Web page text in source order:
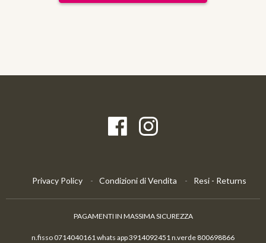
Privacy Policy Condizioni di Vendita Resi - Returns
PAGAMENTI IN MASSIMA SICUREZZA
n.fisso 0714040161 whats app 3914092451 n.verde 800698866